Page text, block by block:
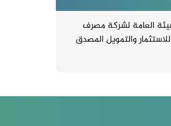
العامة لشركة مصرف
والتمويل المصدق
المنعقد بتاريخ